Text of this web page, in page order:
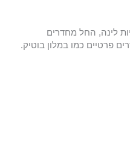
לינה, החל מחדרים
פרטיים כמו במלון בוטיק.